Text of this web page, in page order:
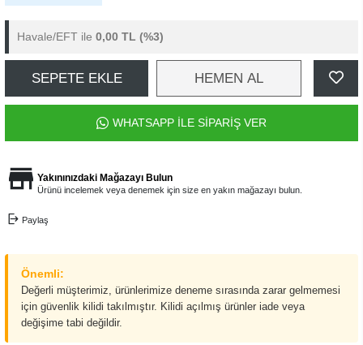
Havale/EFT ile 0,00 TL (%3)
SEPETE EKLE HEMEN AL
WHATSAPP İLE SİPARİŞ VER
Yakınınızdaki Mağazayı Bulun
Ürünü incelemek veya denemek için size en yakın mağazayı bulun.
Paylaş
Önemli:
Değerli müşterimiz, ürünlerimize deneme sırasında zarar gelmemesi
için güvenlik kilidi takılmıştır. Kilidi açılmış ürünler iade veya
değişime tabi değildir.